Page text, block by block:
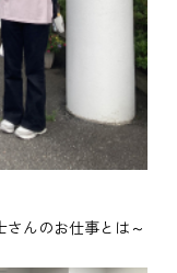
さんのお仕事とは～